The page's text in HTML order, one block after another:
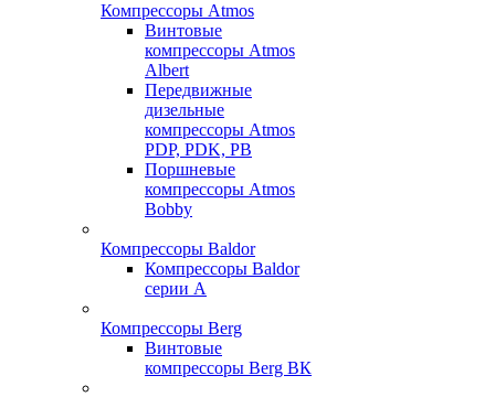
Компрессоры Atmos
Винтовые
компрессоры Atmos
Albert
Передвижные
дизельные
компрессоры Atmos
PDP, PDK, PB
Поршневые
компрессоры Atmos
Bobby
Компрессоры Baldor
Компрессоры Baldor
серии A
Компрессоры Berg
Винтовые
компрессоры Berg ВК